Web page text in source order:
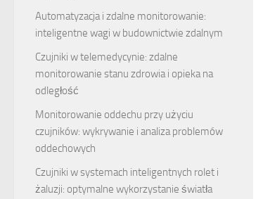
Automatyzacja i zdalne monitorowanie:
inteligentne wagi w budownictwie zdalnym
Czujniki w telemedycynie: zdalne
monitorowanie stanu zdrowia i opieka na
odległość
Monitorowanie oddechu przy użyciu
czujników: wykrywanie i analiza problemów
oddechowych
Czujniki w systemach inteligentnych rolet i
żaluzji: optymalne wykorzystanie światła